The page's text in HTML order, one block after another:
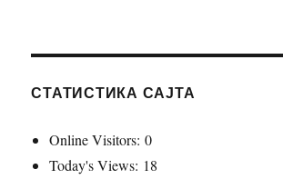
СТАТИСТИКА САЈТА
Online Visitors:0
Today's Views: 18